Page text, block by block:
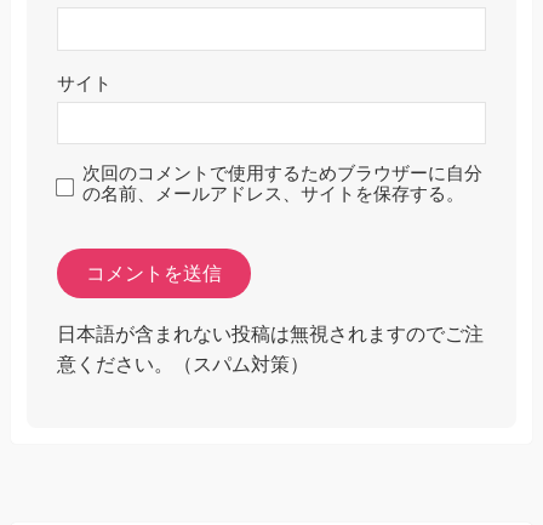
サイト
次回のコメントで使用するためブラウザーに自分
の名前、メールアドレス、サイトを保存する。
日本語が含まれない投稿は無視されますのでご注
意ください。（スパム対策）